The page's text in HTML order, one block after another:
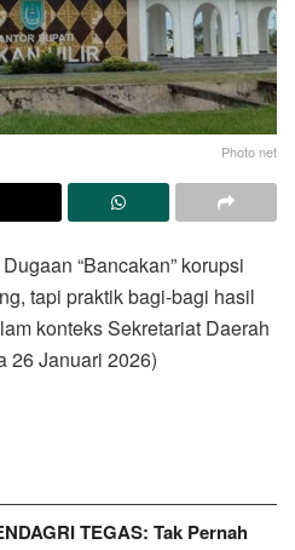
Photo net
“Bancakan” korupsi
tapi praktik bagi-bagi hasil
konteks Sekretariat Daerah
26 Januari 2026)
TEGAS: Tak Pernah